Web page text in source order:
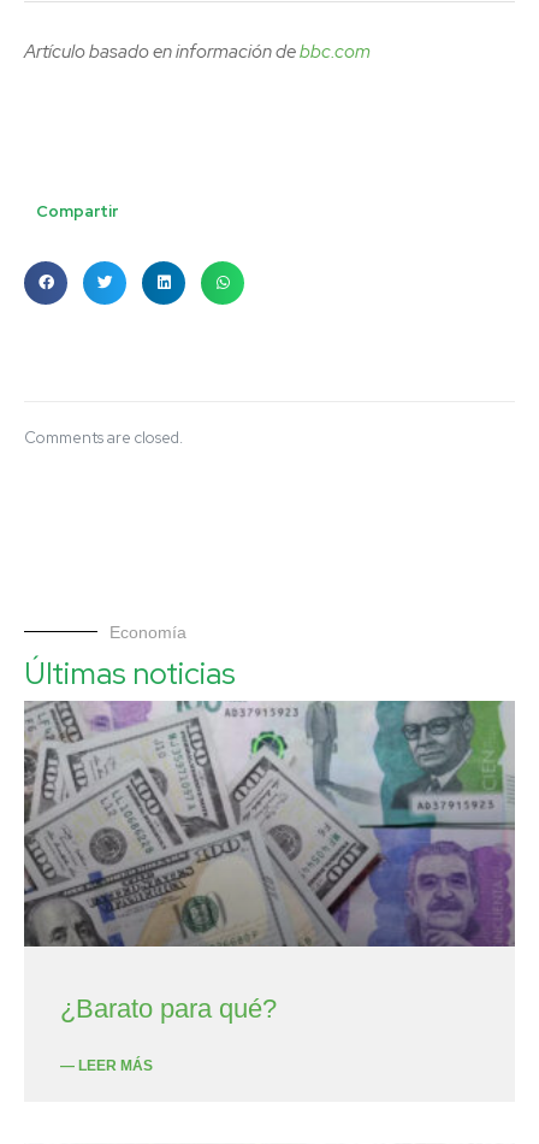
Artículo basado en información debbc.com
Compartir
Comments are closed.
Economía
Últimas noticias
¿Barato para qué?
— LEER MÁS